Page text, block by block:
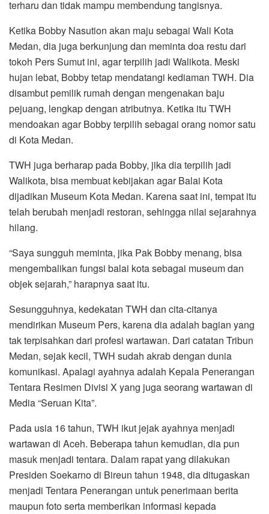
terharu dan tidak mampu membendung tangisnya.
Ketika Bobby Nasution akan maju sebagai Wali Kota
Medan, dia juga berkunjung dan meminta doa restu dari
tokoh Pers Sumut ini, agar terpilih jadi Walikota. Meski
hujan lebat, Bobby tetap mendatangi kediaman TWH. Dia
disambut pemilik rumah dengan mengenakan baju
pejuang, lengkap dengan atributnya. Ketika itu TWH
mendoakan agar Bobby terpilih sebagai orang nomor satu
di Kota Medan.
TWH juga berharap pada Bobby, jika dia terpilih jadi
Walikota, bisa membuat kebijakan agar Balai Kota
dijadikan Museum Kota Medan. Karena saat ini, tempat itu
telah berubah menjadi restoran, sehingga nilai sejarahnya
hilang.
“Saya sungguh meminta, jika Pak Bobby menang, bisa
mengembalikan fungsi balai kota sebagai museum dan
objek sejarah,” harapnya saat itu.
Sesungguhnya, kedekatan TWH dan cita-citanya
mendirikan Museum Pers, karena dia adalah bagian yang
tak terpisahkan dari profesi wartawan. Dari catatan Tribun
Medan, sejak kecil, TWH sudah akrab dengan dunia
komunikasi. Apalagi ayahnya adalah Kepala Penerangan
Tentara Resimen Divisi X yang juga seorang wartawan di
Media “Seruan Kita”.
Pada usia 16 tahun, TWH ikut jejak ayahnya menjadi
wartawan di Aceh. Beberapa tahun kemudian, dia pun
masuk menjadi tentara. Dalam rapat yang dilakukan
Presiden Soekarno di Bireun tahun 1948, dia ditugaskan
menjadi Tentara Penerangan untuk penerimaan berita
maupun foto serta memberikan informasi kepada